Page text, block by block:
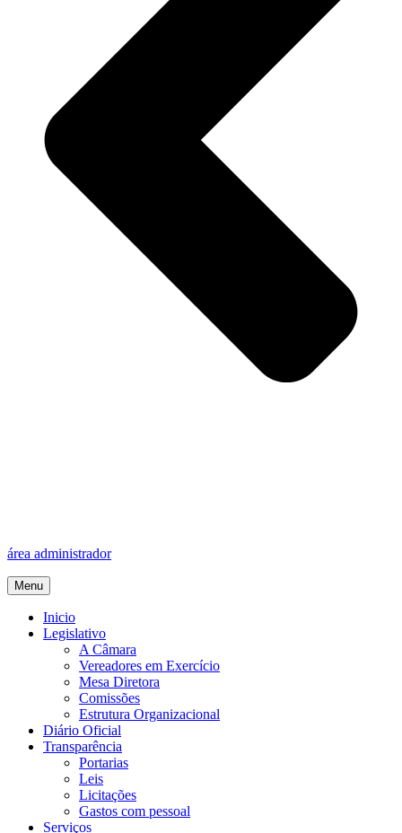
área administrador
Menu
Inicio
Legislativo
A Câmara
Vereadores em Exercício
Mesa Diretora
Comissões
Estrutura Organizacional
Diário Oficial
Transparência
Portarias
Leis
Licitações
Gastos com pessoal
Serviços